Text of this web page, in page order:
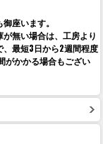
座います。
無い場合は、工房より
最短3日から2週間程度
がかかる場合もござい